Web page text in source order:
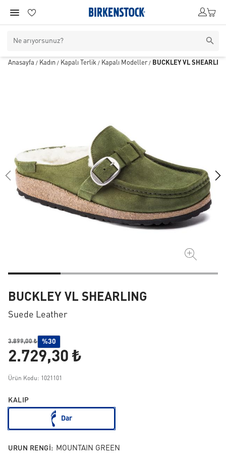
Anasayfa / Kadın / Kapalı Terlik / Kapalı Modeller / BUCKLEY VL
BUCKLEY VL SHEARLING
Suede Leather
3.899,00 ₺ %30
2.729,30 ₺
Ürün Kodu: 1021101
KALIP
Dar
URUN RENGI: MOUNTAIN GREEN